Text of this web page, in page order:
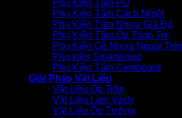
Phụ Kiện Tấm PU
Phụ Kiện Tấm Cách Nhiệt
Phụ Kiện Tấm Nhựa Giả Đá
Phụ Kiện Tấm Ốp Than Tre
Phụ Kiện Gỗ Nhựa Ngoài Trời
Phụ kiện Smartwood
Phụ Kiện Tấm Cemboard
Giải Pháp Vật Liệu
Vật Liệu Ốp Trần
Vật Liệu Làm Vách
Vật Liệu Ốp Tường